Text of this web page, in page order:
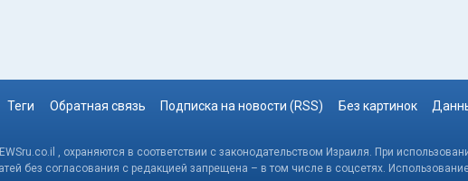
Теги Обратная связь Подписка на новости (RSS) Без картинок
, охраняются в соответствии с законодательством Израиля. При
без согласования с редакцией запрещена – в том числе в соцсетях.